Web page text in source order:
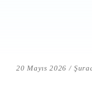
20 Mayıs 2026